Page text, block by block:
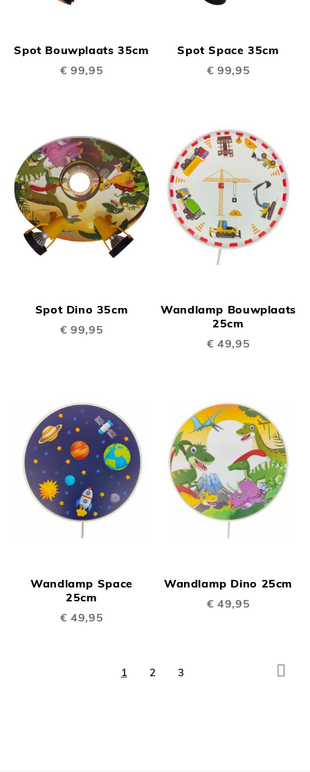
Spot Bouwplaats 35cm
€ 99,95
Spot Space 35cm
€ 99,95
Spot Dino 35cm
€ 99,95
Wandlamp Bouwplaats
25cm
€ 49,95
Wandlamp Space
25cm
€ 49,95
Wandlamp Dino 25cm
€ 49,95
Pagina
U
1 Pagina
2 Pagina
3